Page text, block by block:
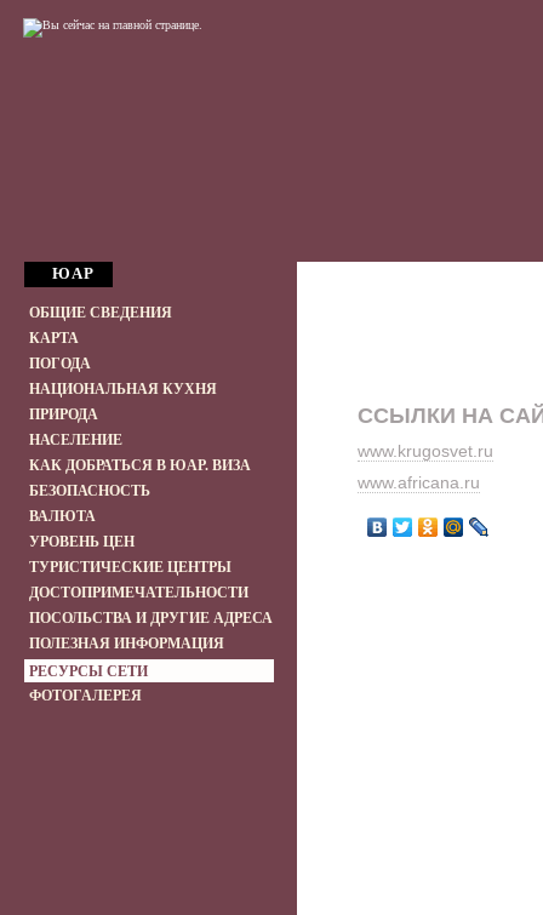
ЮАР
ОБЩИЕ СВЕДЕНИЯ
КАРТА
ПОГОДА
НАЦИОНАЛЬНАЯ КУХНЯ
ПРИРОДА
НАСЕЛЕНИЕ
КАК ДОБРАТЬСЯ В ЮАР. ВИЗА
БЕЗОПАСНОСТЬ
ВАЛЮТА
УРОВЕНЬ ЦЕН
ТУРИСТИЧЕСКИЕ ЦЕНТРЫ
ДОСТОПРИМЕЧАТЕЛЬНОСТИ
ПОСОЛЬСТВА И ДРУГИЕ АДРЕСА
ПОЛЕЗНАЯ ИНФОРМАЦИЯ
РЕСУРСЫ СЕТИ
ФОТОГАЛЕРЕЯ
ССЫЛКИ НА
www.krugosvet.ru
www.africana.ru